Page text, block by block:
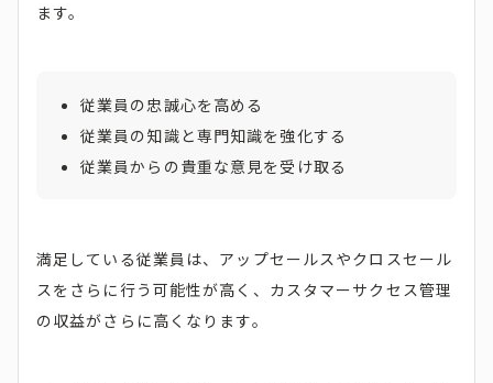
ます。
従業員の忠誠心を高める
従業員の知識と専門知識を強化する
従業員からの貴重な意見を受け取る
満足している従業員は、アップセールスやクロスセール
スをさらに行う可能性が高く、カスタマーサクセス管理
の収益がさらに高くなります。